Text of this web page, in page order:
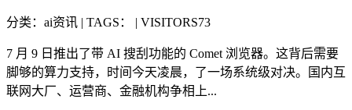
分类：ai资讯 | TAGS： | VISITORS73
7 月 9 日推出了带 AI 搜刮功能的 Comet 浏览器。这背后需要
脚够的算力支持，时间今天凌晨，了一场系统级对决。国内互
联网大厂、运营商、金融机构争相上...